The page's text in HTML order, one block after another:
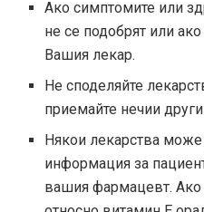
Ако симптомите или
не се подобрят или
Вашия лекар.
Не споделяйте
приемайте нечии
Някои лекарства може
информация за
вашия фармацевт. Ако